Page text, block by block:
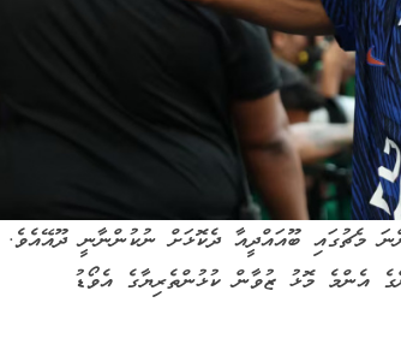
މެޗުގައި ބޫއައްދީއާ ދެކޮޅަށް ނުކުންނާނީ ދޫއޭއެވެ.
އެންމެ މޮޅު ޒުވާން ކުޅުންތެރިޔާގެ އެވޯޑު